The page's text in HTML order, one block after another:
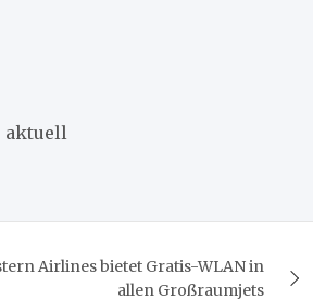
aktuell
Airlines bietet Gratis-WLAN in
allen Großraumjets